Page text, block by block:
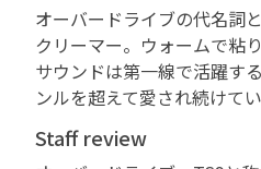
オーバードライブの代名詞
クリーマー。ウォームで粘
サウンドは第一線で活躍す
ンルを超えて愛され続けてい
Staff review